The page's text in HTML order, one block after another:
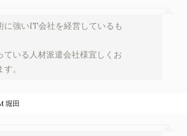
に強いIT会社を経営しているも
ている人材派遣会社様宜しくお
。
堀田